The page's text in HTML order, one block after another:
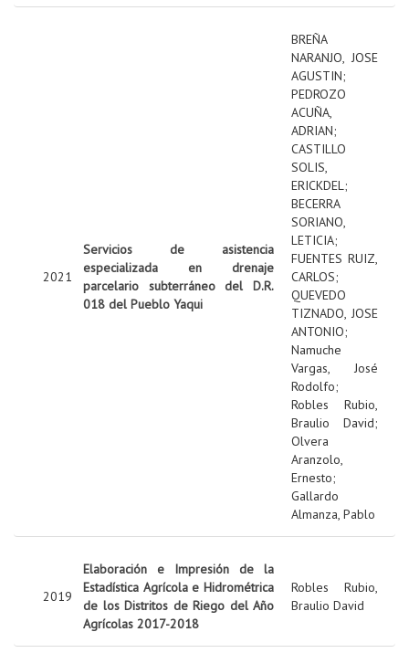
2021
Servicios de asistencia
especializada en drenaje
parcelario subterráneo del D.R.
018 del Pueblo Yaqui
BREÑA
NARANJO, JOSE
AGUSTIN;
PEDROZO
ACUÑA,
ADRIAN;
CASTILLO
SOLIS,
ERICKDEL;
BECERRA
SORIANO,
LETICIA;
FUENTES RUIZ,
CARLOS;
QUEVEDO
TIZNADO, JOSE
ANTONIO;
Namuche
Vargas, José
Rodolfo;
Robles Rubio,
Braulio David;
Olvera
Aranzolo,
Ernesto;
Gallardo
Almanza, Pablo
2019
Elaboración e Impresión de la
Estadística Agrícola e Hidrométrica
de los Distritos de Riego del Año
Agrícolas 2017-2018
Robles Rubio,
Braulio David